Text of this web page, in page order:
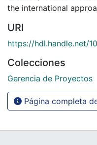
the international
URI
https://hdl.handle.net/
Colecciones
Gerencia de Proyectos
Página completa